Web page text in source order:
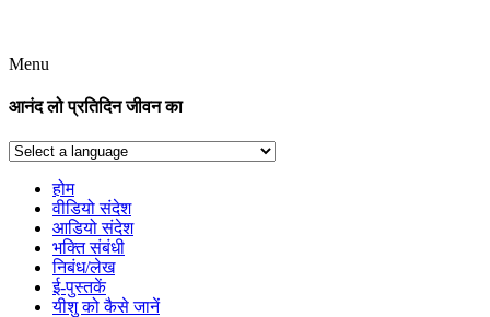
Menu
आनंद लो प्रतिदिन जीवन का
होम
वीडियो संदेश
आडियो संदेश
भक्ति संबंधी
निबंध/लेख
ई-पुस्तकें
यीशु को कैसे जानें